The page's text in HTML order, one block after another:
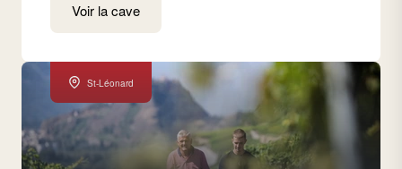
Voir la cave
St-Léonard